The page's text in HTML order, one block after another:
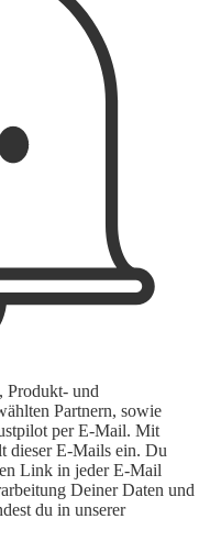
Produkt- und
Partnern, sowie
per E-Mail. Mit
dieser E-Mails ein. Du
Link in jeder E-Mail
Deiner Daten und
du in unserer